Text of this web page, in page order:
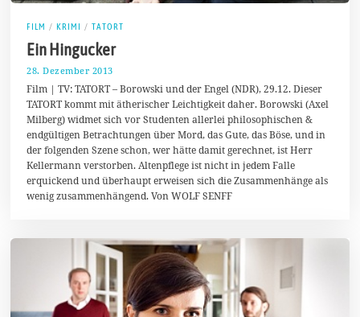
FILM / KRIMI / TATORT
Ein Hingucker
28. Dezember 2013
F
e
b
r
u
a
r
2
0
1
Film | TV: TATORT – Borowski und der Engel (NDR), 29.12. Dieser
TATORT kommt mit ätherischer Leichtigkeit daher. Borowski (Axel
Milberg) widmet sich vor Studenten allerlei philosophischen &
endgültigen Betrachtungen über Mord, das Gute, das Böse, und in
der folgenden Szene schon, wer hätte damit gerechnet, ist Herr
Kellermann verstorben. Altenpflege ist nicht in jedem Falle
erquickend und überhaupt erweisen sich die Zusammenhänge als
wenig zusammenhängend. Von WOLF SENFF